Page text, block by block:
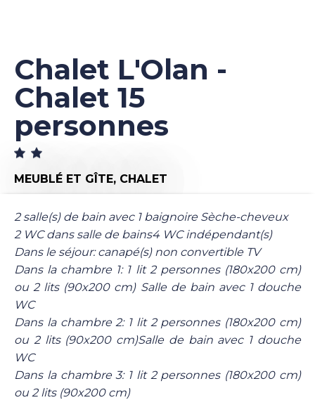
Chalet L'Olan -
Chalet 15
personnes
MEUBLÉ ET GÎTE, CHALET
2 salle(s) de bain avec 1 baignoire Sèche-cheveux
2 WC dans salle de bains4 WC indépendant(s)
Dans le séjour: canapé(s) non convertible TV
Dans la chambre 1: 1 lit 2 personnes (180x200 cm)
ou 2 lits (90x200 cm) Salle de bain avec 1 douche
WC
Dans la chambre 2: 1 lit 2 personnes (180x200 cm)
ou 2 lits (90x200 cm)Salle de bain avec 1 douche
WC
Dans la chambre 3: 1 lit 2 personnes (180x200 cm)
ou 2 lits (90x200 cm)